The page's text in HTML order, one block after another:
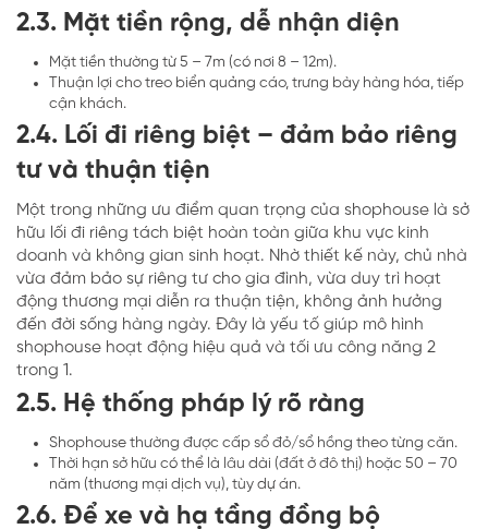
2.3. Mặt tiền rộng, dễ nhận diện
Mặt tiền thường từ 5 – 7m (có nơi 8 – 12m).
Thuận lợi cho treo biển quảng cáo, trưng bày hàng hóa, tiếp
cận khách.
2.4. Lối đi riêng biệt – đảm bảo riêng
tư và thuận tiện
Một trong những ưu điểm quan trọng của shophouse là sở
hữu lối đi riêng tách biệt hoàn toàn giữa khu vực kinh
doanh và không gian sinh hoạt. Nhờ thiết kế này, chủ nhà
vừa đảm bảo sự riêng tư cho gia đình, vừa duy trì hoạt
động thương mại diễn ra thuận tiện, không ảnh hưởng
đến đời sống hàng ngày. Đây là yếu tố giúp mô hình
shophouse hoạt động hiệu quả và tối ưu công năng 2
trong 1.
2.5. Hệ thống pháp lý rõ ràng
Shophouse thường được cấp sổ đỏ/sổ hồng theo từng căn.
Thời hạn sở hữu có thể là lâu dài (đất ở đô thị) hoặc 50 – 70
năm (thương mại dịch vụ), tùy dự án.
2.6. Để xe và hạ tầng đồng bộ